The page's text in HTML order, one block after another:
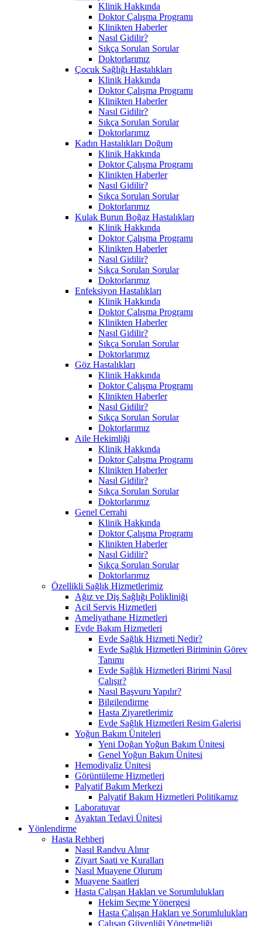
Klinik Hakkında
Doktor Çalışma Programı
Klinikten Haberler
Nasıl Gidilir?
Sıkça Sorulan Sorular
Doktorlarımız
Çocuk Sağlığı Hastalıkları
Klinik Hakkında
Doktor Çalışma Programı
Klinikten Haberler
Nasıl Gidilir?
Sıkça Sorulan Sorular
Doktorlarımız
Kadın Hastalıkları Doğum
Klinik Hakkında
Doktor Çalışma Programı
Klinikten Haberler
Nasıl Gidilir?
Sıkça Sorulan Sorular
Doktorlarımız
Kulak Burun Boğaz Hastalıkları
Klinik Hakkında
Doktor Çalışma Programı
Klinikten Haberler
Nasıl Gidilir?
Sıkça Sorulan Sorular
Doktorlarımız
Enfeksiyon Hastalıkları
Klinik Hakkında
Doktor Çalışma Programı
Klinikten Haberler
Nasıl Gidilir?
Sıkça Sorulan Sorular
Doktorlarımız
Göz Hastalıkları
Klinik Hakkında
Doktor Çalışma Programı
Klinikten Haberler
Nasıl Gidilir?
Sıkça Sorulan Sorular
Doktorlarımız
Aile Hekimliği
Klinik Hakkında
Doktor Çalışma Programı
Klinikten Haberler
Nasıl Gidilir?
Sıkça Sorulan Sorular
Doktorlarımız
Genel Cerrahi
Klinik Hakkında
Doktor Çalışma Programı
Klinikten Haberler
Nasıl Gidilir?
Sıkça Sorulan Sorular
Doktorlarımız
Özellikli Sağlık Hizmetlerimiz
Ağız ve Diş Sağlığı Polikliniği
Acil Servis Hizmetleri
Ameliyathane Hizmetleri
Evde Bakım Hizmetleri
Evde Sağlık Hizmeti Nedir?
Evde Sağlık Hizmetleri Biriminin Görev
Tanımı
Evde Sağlık Hizmetleri Birimi Nasıl
Çalışır?
Nasıl Başvuru Yapılır?
Bilgilendirme
Hasta Ziyaretlerimiz
Evde Sağlık Hizmetleri Resim Galerisi
Yoğun Bakım Üniteleri
Yeni Doğan Yoğun Bakım Ünitesi
Genel Yoğun Bakım Ünitesi
Hemodiyaliz Ünitesi
Görüntüleme Hizmetleri
Palyatif Bakım Merkezi
Palyatif Bakım Hizmetleri Politikamız
Laboratuvar
Ayaktan Tedavi Ünitesi
Yönlendirme
Hasta Rehberi
Nasıl Randvu Alınır
Ziyart Saati ve Kuralları
Nasıl Muayene Olurum
Muayene Saatleri
Hasta Çalışan Hakları ve Sorumlulukları
Hekim Seçme Yönergesi
Hasta Çalışan Hakları ve Sorumlulukları
Çalışan Güvenliği Yönetmeliği